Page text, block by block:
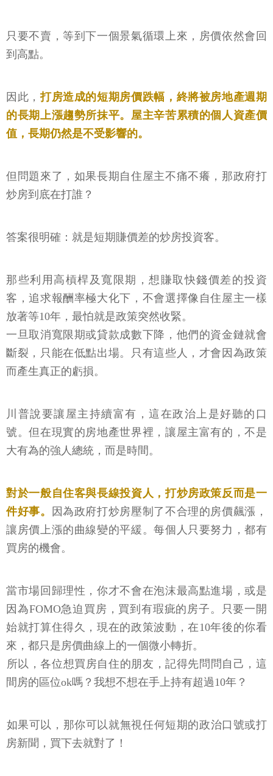
只要不賣，等到下一個景氣循環上來，房價依然會回
到高點。
因此，打房造成的短期房價跌幅，終將被房地產週期
的長期上漲趨勢所抹平。屋主辛苦累積的個人資產價
值，長期仍然是不受影響的。
但問題來了，如果長期自住屋主不痛不癢，那政府打
炒房到底在打誰？
答案很明確：就是短期賺價差的炒房投資客。
那些利用高槓桿及寬限期，想賺取快錢價差的投資
客，追求報酬率極大化下，不會選擇像自住屋主一樣
放著等10年，最怕就是政策突然收緊。
一旦取消寬限期或貸款成數下降，他們的資金鏈就會
斷裂，只能在低點出場。只有這些人，才會因為政策
而產生真正的虧損。
川普說要讓屋主持續富有，這在政治上是好聽的口
號。但在現實的房地產世界裡，讓屋主富有的，不是
大有為的強人總統，而是時間。
對於一般自住客與長線投資人，打炒房政策反而是一
件好事。
因為政府打炒房壓制了不合理的房價飆漲，
讓房價上漲的曲線變的平緩。每個人只要努力，都有
買房的機會。
當市場回歸理性，你才不會在泡沫最高點進場，或是
因為FOMO急迫買房，買到有瑕疵的房子。只要一開
始就打算住得久，現在的政策波動，在10年後的你看
來，都只是房價曲線上的一個微小轉折。
​所以，各位想買房自住的朋友，記得先問問自己，這
間房的區位ok嗎？我想不想在手上持有超過10年？
​如果可以，那你可以就無視任何短期的政治口號或打
房新聞，買下去就對了！